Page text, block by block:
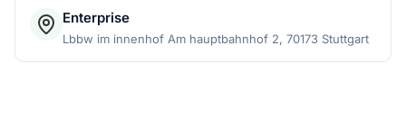
Enterprise
Lbbw im innenhof Am hauptbahnhof 2, 70173 Stuttgart